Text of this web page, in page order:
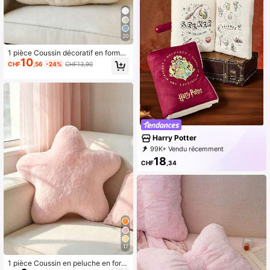
20
1 pièce Coussin décoratif en forme
de coquillage violet, coussin en pel
uche doux de plage océanique pour
été
CHF10 ,56 -24% CHF13,90
17
1 pièce Coussin en peluche en form
simple, haute élasticité
Harry Potter
99K+ Vendu récemment
96K+ Rachat
CHF18 ,34